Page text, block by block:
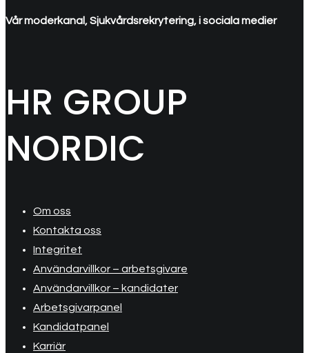
Vår moderkanal, Sjukvårdsrekrytering, i sociala medier
HR GROUP
NORDIC
Om oss
Kontakta oss
Integritet
Användarvillkor – arbetsgivare
Användarvillkor – kandidater
Arbetsgivarpanel
Kandidatpanel
Karriär